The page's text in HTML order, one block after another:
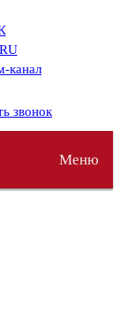
звонок
Меню